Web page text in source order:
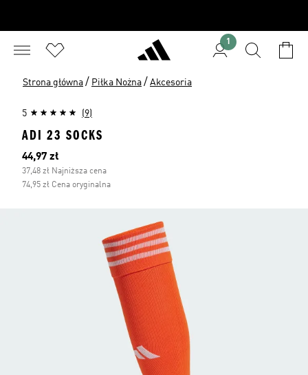
1
Strona główna / Piłka Nożna / Akcesoria
5 (9)
ADI 23 SOCKS
Bieżąca cena
44,97 zł
37,48 zł Najniższa cena
74,95 zł Cena oryginalna